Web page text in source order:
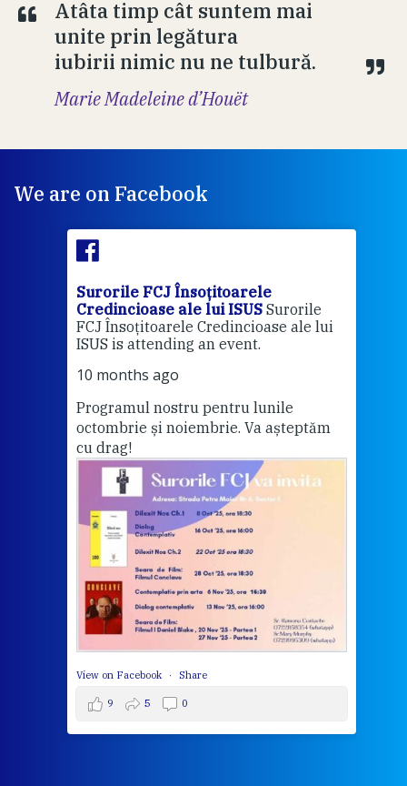
Atâta timp cât suntem mai
unite prin legătura
iubirii nimic nu ne tulbură.
Marie Madeleine d’Houët
We are on Facebook
Surorile FCJ Însoțitoarele
Credincioase ale lui ISUSSurorile
FCJ Însoțitoarele Credincioase ale lui
ISUS is attending an event.
10 months ago
Programul nostru pentru lunile
octombrie și noiembrie. Va așteptăm
cu drag!
View on Facebook · Share
9 5